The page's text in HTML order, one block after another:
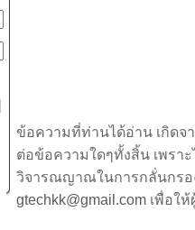
ข้อความที่ท่านได้อ่าน เกิดจ
ต่อข้อความใดๆทั้งสิ้น เพรา
วิจารณญาณในการกลั่นกรอ
gtechkk@gmail.comเพื่อให้